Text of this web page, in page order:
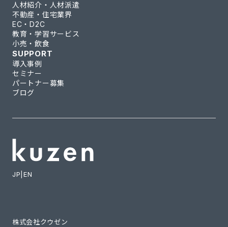
JP EN
株式会社クウゼン
人材紹介・人材派遣
不動産・住宅業界
EC・D2C
教育・学習サービス
小売・飲食
SUPPORT
導入事例
セミナー
パートナー募集
ブログ